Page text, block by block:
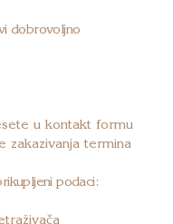
dobrovoljno
u kontakt formu
zakazivanja termina
podaci: